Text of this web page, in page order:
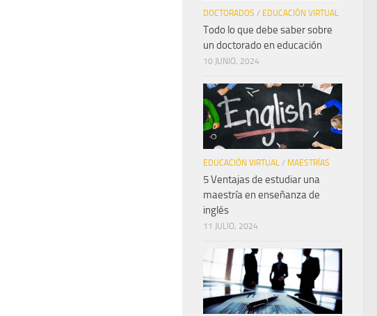
DOCTORADOS / EDUCACIÓN VIRTUAL
Todo lo que debe saber sobre
un doctorado en educación
10 JUNIO, 2024
EDUCACIÓN VIRTUAL / MAESTRÍAS
5 Ventajas de estudiar una
maestría en enseñanza de
inglés
11 JULIO, 2024